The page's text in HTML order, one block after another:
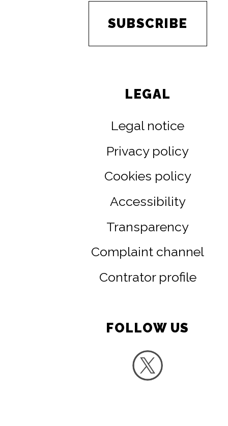
SUBSCRIBE
LEGAL
Legal notice
Privacy policy
Cookies policy
Accessibility
Transparency
Complaint channel
Contrator profile
FOLLOW US